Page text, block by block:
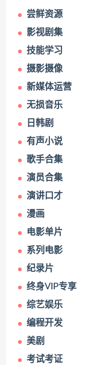
尝鲜资源
影视剧集
技能学习
摄影摄像
新媒体运营
无损音乐
日韩剧
有声小说
歌手合集
演员合集
演讲口才
漫画
电影单片
系列电影
纪录片
终身VIP专享
综艺娱乐
编程开发
美剧
考试考证